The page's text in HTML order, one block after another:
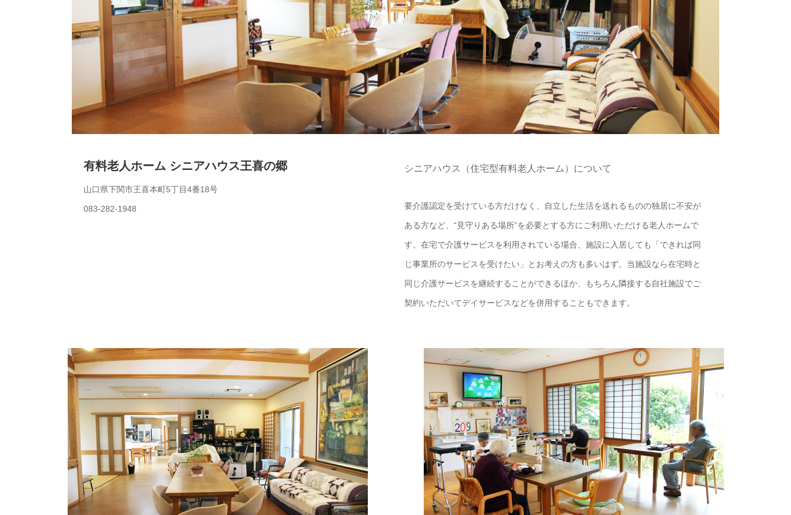
有料老人ホーム シニアハウス王喜の郷
山口県下関市王喜本町5丁目4番18号
083-282-1948
シニアハウス（住宅型有料老人ホーム）について
要介護認定を受けている方だけなく、自立した生活を送れるものの独居に不安が
ある方など、“見守りある場所”を必要とする方にご利用いただける老人ホームで
す。在宅で介護サービスを利用されている場合、施設に入居しても「できれば同
じ事業所のサービスを受けたい」とお考えの方も多いはず。当施設なら在宅時と
同じ介護サービスを継続することができるほか、もちろん隣接する自社施設でご
契約いただいてデイサービスなどを併用することもできます。